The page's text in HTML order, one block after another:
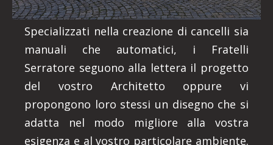
Specializzati nella creazione di cancelli sia
manuali che automatici, i Fratelli
Serratore seguono alla lettera il progetto
del vostro Architetto oppure vi
propongono loro stessi un disegno che si
adatta nel modo migliore alla vostra
esigenza e al vostro particolare ambiente.